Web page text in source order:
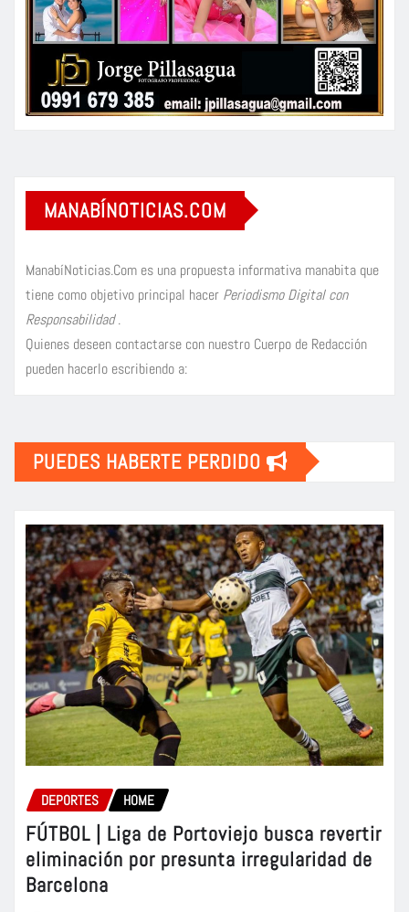
MANABÍNOTICIAS.COM
ManabíNoticias.Com es una propuesta informativa manabita que
tiene como objetivo principal hacer Periodismo Digital con
Responsabilidad.
Quienes deseen contactarse con nuestro Cuerpo de Redacción
pueden hacerlo escribiendo a:
PUEDES HABERTE PERDIDO
DEPORTES HOME
FÚTBOL | Liga de Portoviejo busca revertir
eliminación por presunta irregularidad de
Barcelona